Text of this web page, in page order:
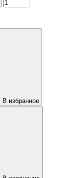
В избранное